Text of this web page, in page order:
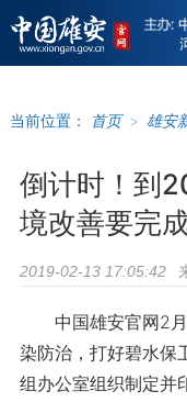
当前位置： 首页 > 雄安
倒计时！到
境改善要完
2019-02-13 17:05:42
中国雄安官网2月
染防治，打好碧水保
组办公室组织制定并